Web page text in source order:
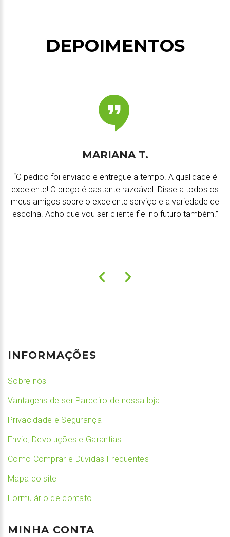
DEPOIMENTOS
MARIANA T.
“O pedido foi enviado e entregue a tempo. A qualidade é
excelente! O preço é bastante razoável. Disse a todos os
meus amigos sobre o excelente serviço e a variedade de
escolha. Acho que vou ser cliente fiel no futuro também.”
INFORMAÇÕES
Sobre nós
Vantagens de ser Parceiro de nossa loja
Privacidade e Segurança
Envio, Devoluções e Garantias
Como Comprar e Dúvidas Frequentes
Mapa do site
Formulário de contato
MINHA CONTA